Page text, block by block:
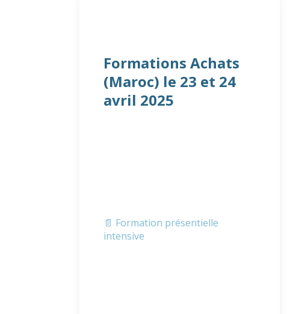
Formations Achats
(Maroc) le 23 et 24
avril 2025
📄 Formation présentielle
intensive